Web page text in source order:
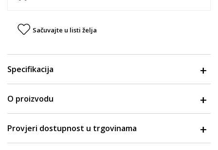
Sačuvajte u listi želja
Specifikacija
O proizvodu
Provjeri dostupnost u trgovinama